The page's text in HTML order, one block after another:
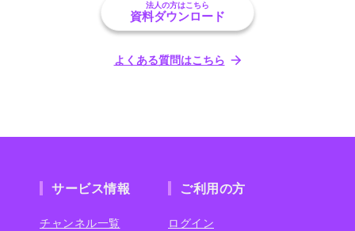
法人の方はこちら
資料ダウンロード
よくある質問はこちら
サービス情報
チャンネル一覧
ご利用の方
ログイン